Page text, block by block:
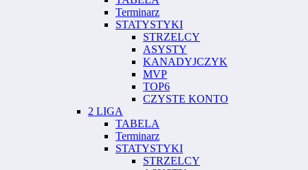
Terminarz
STATYSTYKI
STRZELCY
ASYSTY
KANADYJCZYK
MVP
TOP6
CZYSTE KONTO
2 LIGA
TABELA
Terminarz
STATYSTYKI
STRZELCY